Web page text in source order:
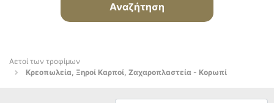
Αναζήτηση
Αετοί των τροφίμων
Κρεοπωλεία, Ξηροί Καρποί, Ζαχαροπλαστεία - Κορωπί